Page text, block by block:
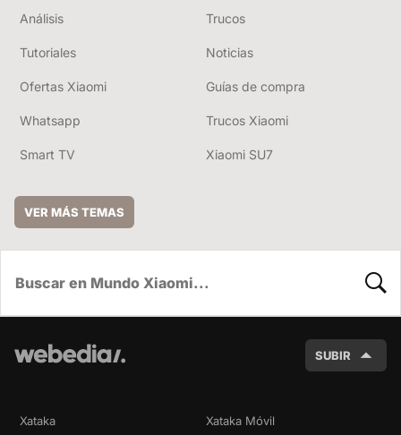
Análisis Trucos
Tutoriales Noticias
Ofertas Xiaomi Guías de compra
Whatsapp Trucos Xiaomi
Smart TV Xiaomi SU7
VER MÁS TEMAS
SUBIR
Xataka Xataka Móvil